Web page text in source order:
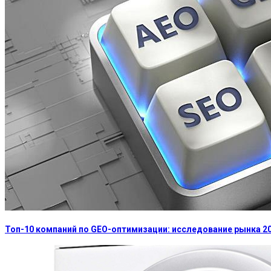
Топ-10 компаний по GEO-оптимизации: исследование рынка